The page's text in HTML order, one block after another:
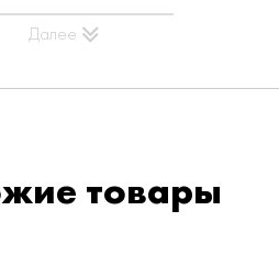
Далее
товары